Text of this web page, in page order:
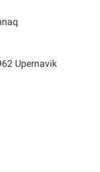
Upernavik